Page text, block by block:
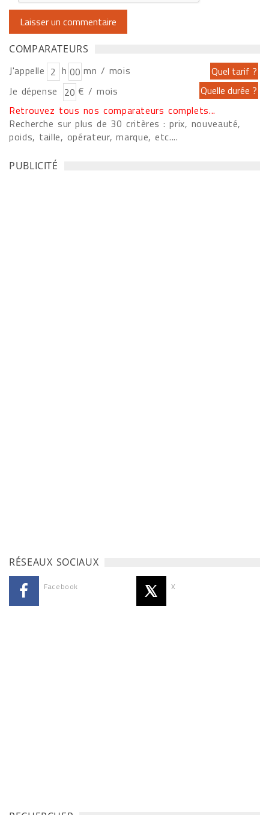
COMPARATEURS
J'appelle h
mn / mois
Je dépense
€ / mois
Retrouvez tous nos comparateurs complets...
Recherche sur plus de 30 critères : prix, nouveauté,
poids, taille, opérateur, marque, etc....
PUBLICITÉ
RÉSEAUX SOCIAUX
Facebook X